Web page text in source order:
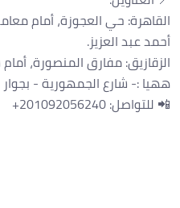
أحمد عبد العزيز.
الزقازيق: مفارق المنصورة،
ههيا :- شارع الجمهورية - بجوار
📲 للتواصل: 201092056240+